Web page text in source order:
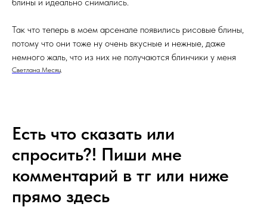
Так что теперь в моем арсенале появились рисовые блины,
потому что они тоже ну очень вкусные и нежные, даже
немного жаль, что из них не получаются блинчики у меня
Светлана Месяц
Есть что сказать или
спросить?! Пиши мне
комментарий в тг или ниже
прямо здесь